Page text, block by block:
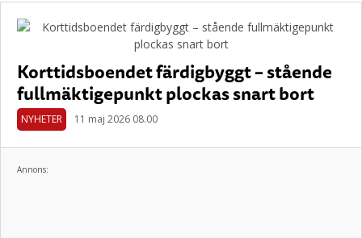
Korttidsboendet färdigbyggt – stående
fullmäktigepunkt plockas snart bort
NYHETER 11 maj 2026 08.00
Annons: